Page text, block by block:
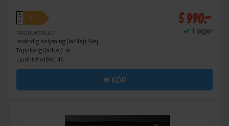
A
↑
G
E
PRODUKTBLAD
Invändig belysning (Ja/Nej): Nej
Toppkorg (Ja/Nej): Ja
Ljudnivå (dBA): 46
5 990:-
I lager
KÖP